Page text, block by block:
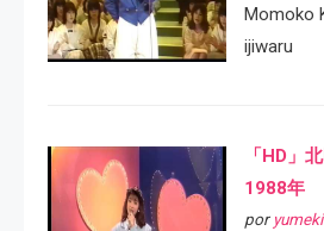
Momoko
ijiwaru
「HD
1988年
por